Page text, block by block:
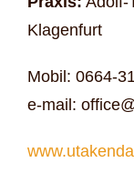
Klagenfurt
Mobil: 0664-
e-mail: